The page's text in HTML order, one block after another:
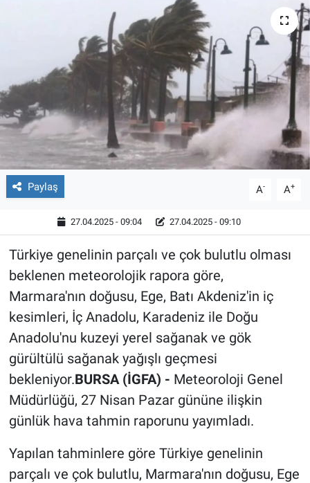
Paylaş A- A+
27.04.2025 - 09:04 27.04.2025 - 09:10
Türkiye genelinin parçalı ve çok bulutlu olması
beklenen meteorolojik rapora göre,
Marmara'nın doğusu, Ege, Batı Akdeniz'in iç
kesimleri, İç Anadolu, Karadeniz ile Doğu
Anadolu'nu kuzeyi yerel sağanak ve gök
gürültülü sağanak yağışlı geçmesi
bekleniyor.BURSA (İGFA) - Meteoroloji Genel
Müdürlüğü, 27 Nisan Pazar gününe ilişkin
günlük hava tahmin raporunu yayımladı.
Yapılan tahminlere göre Türkiye genelinin
parçalı ve çok bulutlu, Marmara'nın doğusu, Ege
Bilim-Teknoloji
Köşe Yazıları
Röportaj
Video Galeri
Son Dakika Haberleri
Haber Arşivi